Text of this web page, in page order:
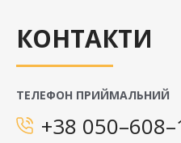
КОНТАКТИ
ТЕЛЕФОН ПРИЙМАЛЬНИЙ
+38